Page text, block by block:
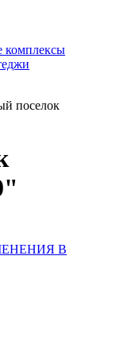
комплексы
поселок
В